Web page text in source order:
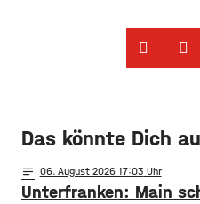
Das könnte Dich
notes 06. August 2026 17:03
Unterfranken: Main